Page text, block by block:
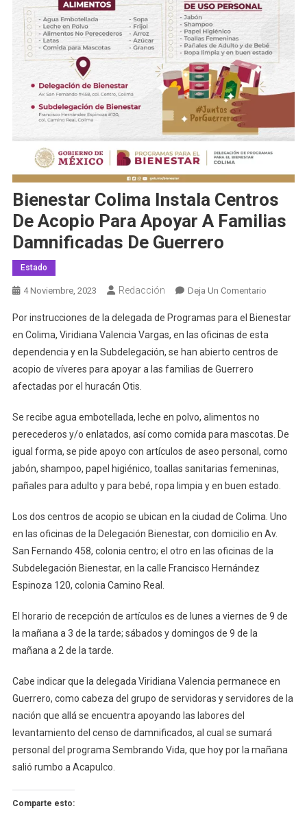
Bienestar Colima Instala Centros
De Acopio Para Apoyar A Familias
Damnificadas De Guerrero
Estado
4 Noviembre, 2023 Redacción Deja Un ComentarioEn
Colima
Instala
Centros
A
Familias
Por instrucciones de la delegada de Programas para el Bienestar
en Colima, Viridiana Valencia Vargas, en las oficinas de esta
dependencia y en la Subdelegación, se han abierto centros de
acopio de víveres para apoyar a las familias de Guerrero
afectadas por el huracán Otis.
Se recibe agua embotellada, leche en polvo, alimentos no
perecederos y/o enlatados, así como comida para mascotas. De
igual forma, se pide apoyo con artículos de aseo personal, como
jabón, shampoo, papel higiénico, toallas sanitarias femeninas,
pañales para adulto y para bebé, ropa limpia y en buen estado.
Los dos centros de acopio se ubican en la ciudad de Colima. Uno
en las oficinas de la Delegación Bienestar, con domicilio en Av.
San Fernando 458, colonia centro; el otro en las oficinas de la
Subdelegación Bienestar, en la calle Francisco Hernández
Espinoza 120, colonia Camino Real.
El horario de recepción de artículos es de lunes a viernes de 9 de
la mañana a 3 de la tarde; sábados y domingos de 9 de la
mañana a 2 de la tarde.
Cabe indicar que la delegada Viridiana Valencia permanece en
Guerrero, como cabeza del grupo de servidoras y servidores de la
nación que allá se encuentra apoyando las labores del
levantamiento del censo de damnificados, al cual se sumará
personal del programa Sembrando Vida, que hoy por la mañana
salió rumbo a Acapulco.
Comparte esto: